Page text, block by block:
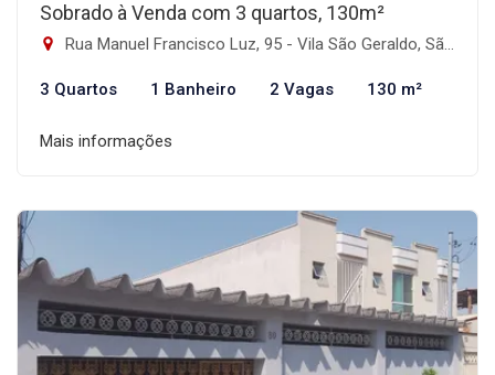
Sobrado à Venda com 3 quartos, 130m²
Rua Manuel Francisco Luz, 95 - Vila São Geraldo, São Paulo-SP
3 Quartos 1 Banheiro 2 Vagas 130 m²
Mais informações